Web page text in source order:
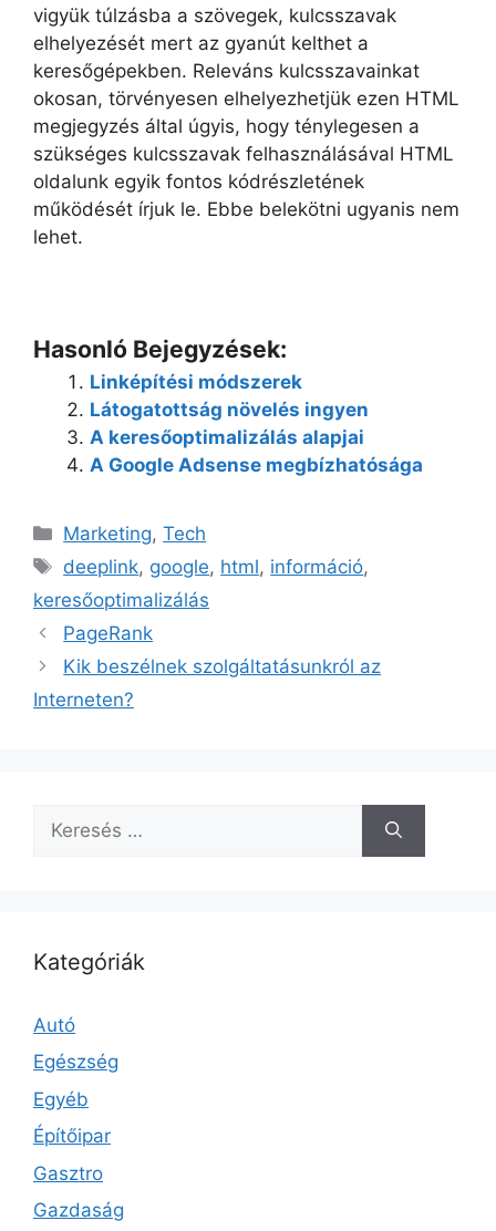
vigyük túlzásba a szövegek, kulcsszavak
elhelyezését mert az gyanút kelthet a
keresőgépekben. Releváns kulcsszavainkat
okosan, törvényesen elhelyezhetjük ezen HTML
megjegyzés által úgyis, hogy ténylegesen a
szükséges kulcsszavak felhasználásával HTML
oldalunk egyik fontos kódrészletének
működését írjuk le. Ebbe belekötni ugyanis nem
lehet.
Hasonló Bejegyzések:
Linképítési módszerek
Látogatottság növelés ingyen
A keresőoptimalizálás alapjai
A Google Adsense megbízhatósága
Kategória
Marketing,Tech
Címkék
deeplink, google, html, információ,
keresőoptimalizálás
PageRank
Kik beszélnek szolgáltatásunkról az
Interneten?
Keresés:
Kategóriák
Autó
Egészség
Egyéb
Építőipar
Gasztro
Gazdaság